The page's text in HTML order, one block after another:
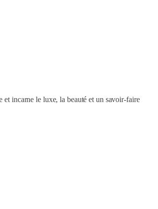
et incarne le luxe, la beauté et un savoir-faire